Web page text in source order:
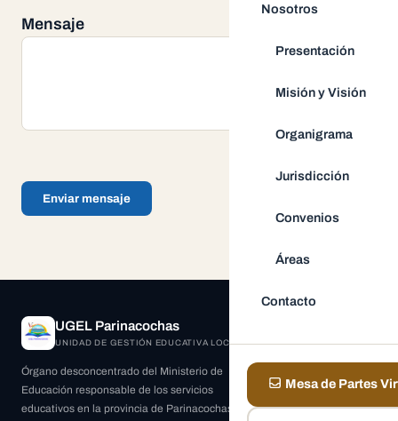
Nosotros
Presentación
Misión y Visión
Organigrama
Jurisdicción
Convenios
Áreas
Contacto
Mesa de Partes
Mensaje
Enviar mensaje
UGEL Parinacochas
UNIDAD DE GESTIÓN EDUCATIVA LOCAL
Órgano desconcentrado del Ministerio de
Educación responsable de los servicios
educativos en la provincia de Parinacochas.